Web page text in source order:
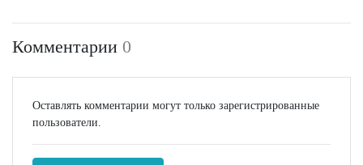
Комментарии 0
Оставлять комментарии могут только зарегистрированные
пользователи.